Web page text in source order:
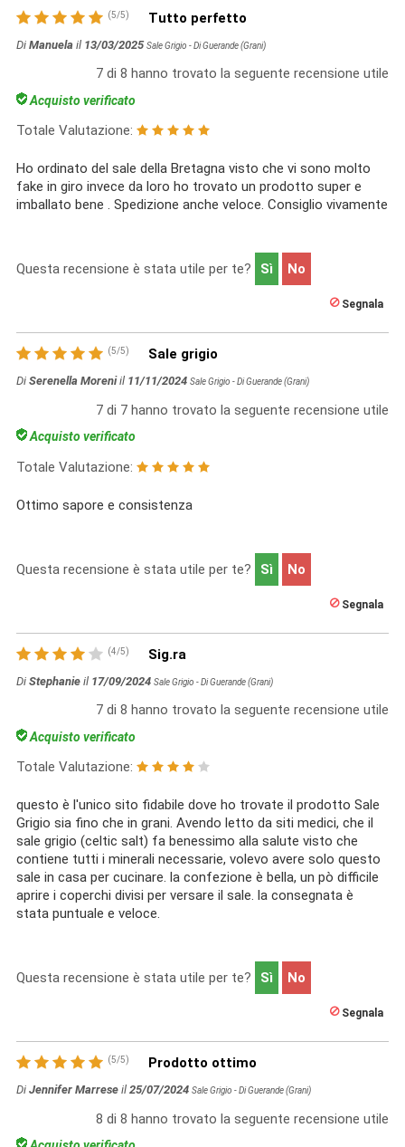
(5/5) Tutto perfetto
Di Manuela il 13/03/2025 Sale Grigio - Di Guerande (Grani)
7 di 8 hanno trovato la seguente recensione utile
Acquisto verificato
Totale Valutazione:
Ho ordinato del sale della Bretagna visto che vi sono molto
fake in giro invece da loro ho trovato un prodotto super e
imballato bene . Spedizione anche veloce. Consiglio vivamente
Questa recensione è stata utile per te? Sì No
Segnala
(5/5) Sale grigio
Di Serenella Moreniil 11/11/2024 Sale Grigio - Di Guerande (Grani)
7 di 7 hanno trovato la seguente recensione utile
Acquisto verificato
Totale Valutazione:
Ottimo sapore e consistenza
Questa recensione è stata utile per te? Sì No
Segnala
(4/5) Sig.ra
Di Stephanie il 17/09/2024 Sale Grigio - Di Guerande (Grani)
7 di 8 hanno trovato la seguente recensione utile
Acquisto verificato
Totale Valutazione:
questo è l'unico sito fidabile dove ho trovate il prodotto Sale
Grigio sia fino che in grani. Avendo letto da siti medici, che il
sale grigio (celtic salt) fa benessimo alla salute visto che
contiene tutti i minerali necessarie, volevo avere solo questo
sale in casa per cucinare. la confezione è bella, un pò difficile
aprire i coperchi divisi per versare il sale. la consegnata è
stata puntuale e veloce.
Questa recensione è stata utile per te? Sì No
Segnala
(5/5) Prodotto ottimo
Di Jennifer Marrese il 25/07/2024 Sale Grigio - Di Guerande (Grani)
8 di 8 hanno trovato la seguente recensione utile